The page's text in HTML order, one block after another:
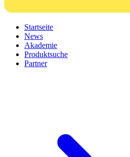
Startseite
News
Akademie
Produktsuche
Partner